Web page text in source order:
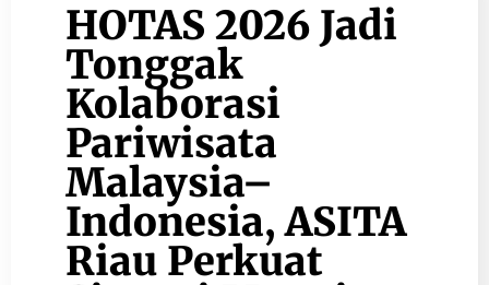
HOTAS 2026 Jadi
Tonggak
Kolaborasi
Pariwisata
Malaysia–
Indonesia, ASITA
Riau Perkuat